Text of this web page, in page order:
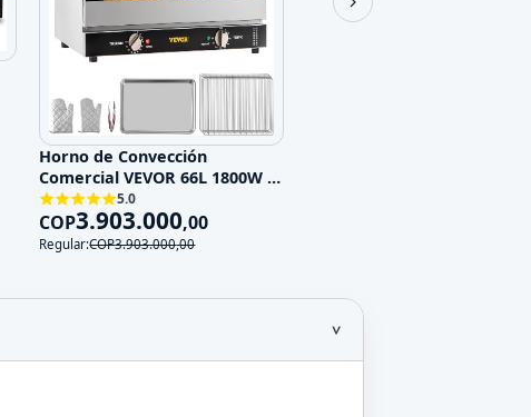
Horno de Convección
Comercial VEVOR 66L 1800W 4
Niveles
5.0
COP3.903.000,00
Regular:COP3.903.000,00